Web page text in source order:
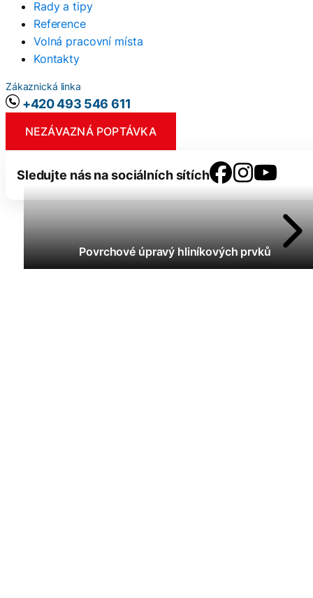
Povrchové úpravý hliníkových prvků
Rady a tipy
Reference
Volná pracovní místa
Kontakty
Zákaznická linka
+420 493 546 611
NEZÁVAZNÁ POPTÁVKA
Sledujte nás na sociálních sítích